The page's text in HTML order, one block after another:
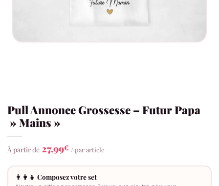
Pull Annonce Grossesse – Futur Papa
» Mains »
À partir de 27,99€ / par article
👨‍👩‍👧 Composez votre set